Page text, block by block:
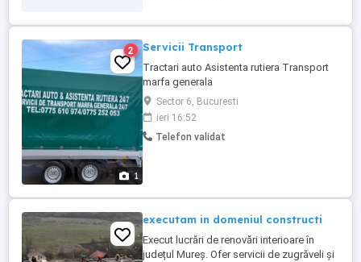
1
2 Servicii Transport
Tractari auto Asistenta rutiera Transport
marfa generala
Sector 6, Bucuresti
ieri 16:52
Telefon validat
executam in domeniul constructi
Execut lucrări de renovări interioare în
județul Mureș. Ofer servicii de zugrăveli și